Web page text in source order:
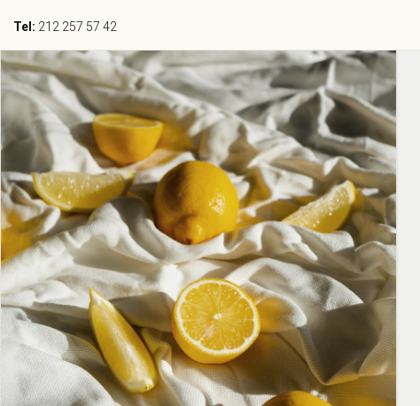
Tel: 212 257 57 42